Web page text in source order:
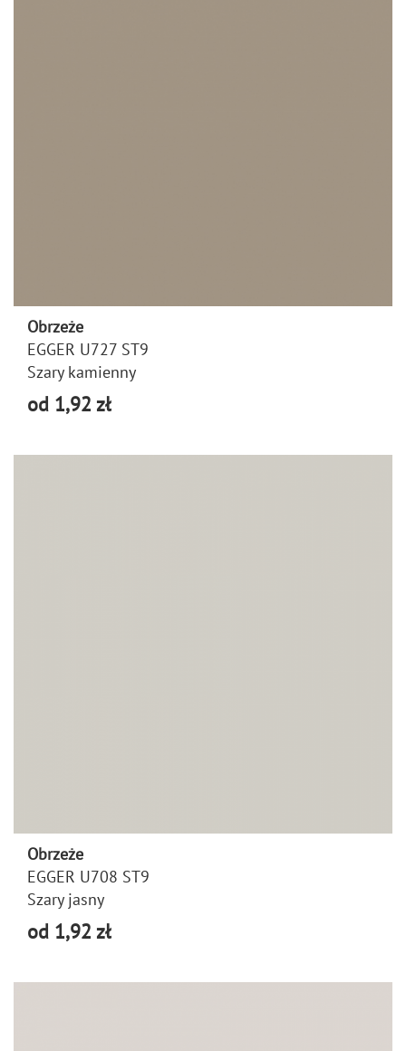
Obrzeże
EGGER U727 ST9
Szary kamienny
od 1,92 zł
Obrzeże
EGGER U708 ST9
Szary jasny
od 1,92 zł